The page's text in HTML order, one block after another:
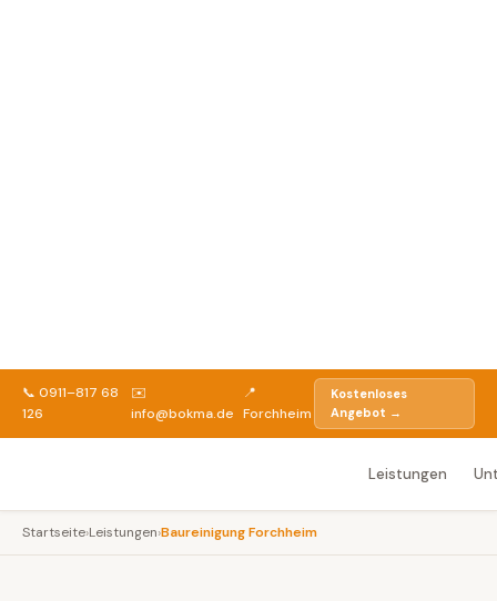
📞 0911–817 68
126
✉️
info@bokma.de
📍
Forchheim
Kostenloses
Angebot →
Leistungen
Startseite›Leistungen›Baureinigung Forchheim